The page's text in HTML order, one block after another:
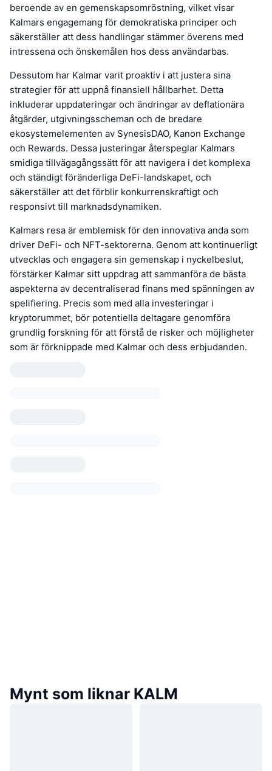
beroende av en gemenskapsomröstning, vilket visar
Kalmars engagemang för demokratiska principer och
säkerställer att dess handlingar stämmer överens med
intressena och önskemålen hos dess användarbas.
Dessutom har Kalmar varit proaktiv i att justera sina
strategier för att uppnå finansiell hållbarhet. Detta
inkluderar uppdateringar och ändringar av deflationära
åtgärder, utgivningsscheman och de bredare
ekosystemelementen av SynesisDAO, Kanon Exchange
och Rewards. Dessa justeringar återspeglar Kalmars
smidiga tillvägagångssätt för att navigera i det komplexa
och ständigt föränderliga DeFi-landskapet, och
säkerställer att det förblir konkurrenskraftigt och
responsivt till marknadsdynamiken.
Kalmars resa är emblemisk för den innovativa anda som
driver DeFi- och NFT-sektorerna. Genom att kontinuerligt
utvecklas och engagera sin gemenskap i nyckelbeslut,
förstärker Kalmar sitt uppdrag att sammanföra de bästa
aspekterna av decentraliserad finans med spänningen av
spelifiering. Precis som med alla investeringar i
kryptorummet, bör potentiella deltagare genomföra
grundlig forskning för att förstå de risker och möjligheter
som är förknippade med Kalmar och dess erbjudanden.
Mynt som liknar KALM